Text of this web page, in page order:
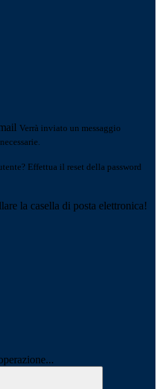
Verrà inviato un messaggio
Effettua il reset della password
la casella di posta elettronica!